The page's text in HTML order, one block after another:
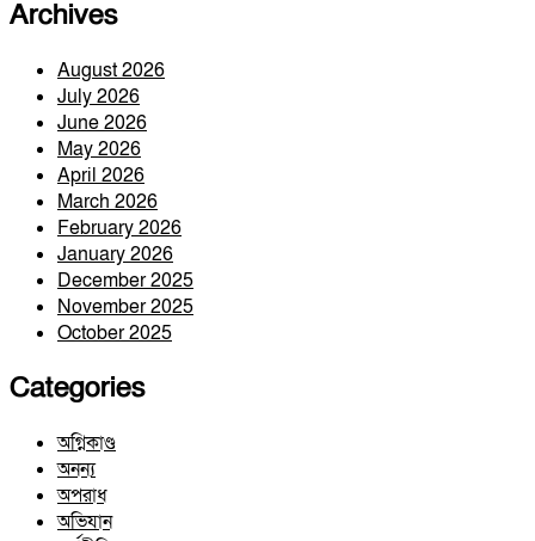
Archives
August 2026
July 2026
June 2026
May 2026
April 2026
March 2026
February 2026
January 2026
December 2025
November 2025
October 2025
Categories
অগ্নিকাণ্ড
অনন্য
অপরাধ
অভিযান